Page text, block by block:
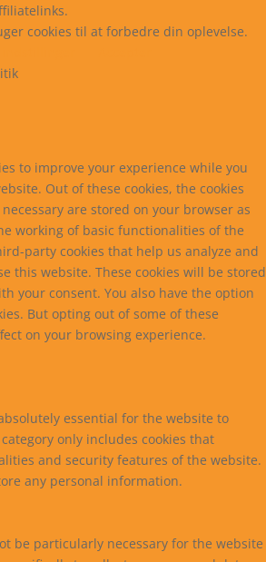
cookies til at forbedre din oplevelse.
to improve your experience while you
Out of these cookies, the cookies
are stored on your browser as
working of basic functionalities of the
party cookies that help us analyze and
this website. These cookies will be stored
your consent. You also have the option
But opting out of some of these
on your browsing experience.
essential for the website to
only includes cookies that
and security features of the website.
any personal information.
be particularly necessary for the website